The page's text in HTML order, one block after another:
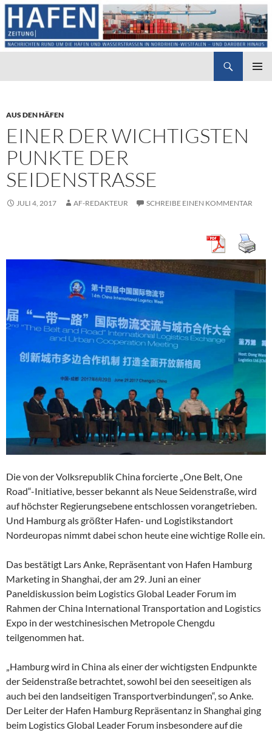
AUS DEN HÄFEN
EINER DER WICHTIGSTEN
PUNKTE DER
SEIDENSTRASSE
JULI 4, 2017 AF-REDAKTEUR SCHREIBE EINEN KOMMENTAR
Die von der Volksrepublik China forcierte „One Belt, One
Road“-Initiative, besser bekannt als Neue Seidenstraße, wird
auf höchster Regierungsebene entschlossen vorangetrieben.
Und Hamburg als größter Hafen- und Logistikstandort
Nordeuropas nimmt dabei schon heute eine wichtige Rolle ein.
Das bestätigt Lars Anke, Repräsentant von Hafen Hamburg
Marketing in Shanghai, der am 29. Juni an einer
Paneldiskussion beim Logistics Global Leader Forum im
Rahmen der China International Transportation and Logistics
Expo in der westchinesischen Metropole Chengdu
teilgenommen hat.
„Hamburg wird in China als einer der wichtigsten Endpunkte
der Seidenstraße betrachtet, sowohl bei den seeseitigen als
auch bei den landseitigen Transportverbindungen“, so Anke.
Der Leiter der Hafen Hamburg Repräsentanz in Shanghai ging
beim Logistics Global Leader Forum insbesondere auf die